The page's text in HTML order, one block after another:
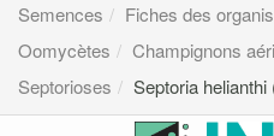
Semences
Fiches des
Oomycètes
Champignons
Septorioses
Septoria